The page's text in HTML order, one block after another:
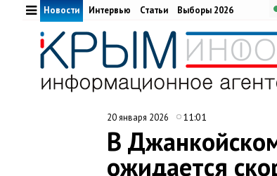
Новости Интервью Статьи Выборы 2026
20 января 2026 11:01
В
ожидается